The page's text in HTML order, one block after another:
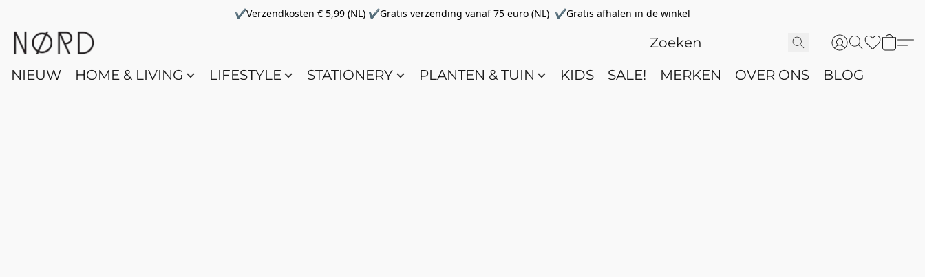
✔Verzendkosten € 5,99 (NL) ✔Gratis verzending vanaf 75 euro (NL) ✔Gratis afhalen in de winkel
NIEUW HOME & LIVING LIFESTYLE STATIONERY PLANTEN & TUIN KIDS SALE! MERKEN OVER ONS BLOG